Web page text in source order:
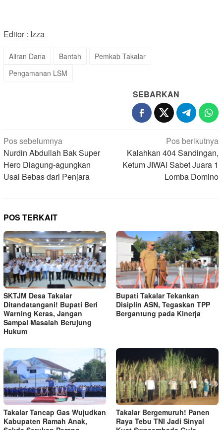
Editor : Izza
Aliran Dana Bantah
Pemkab Takalar
Pengamanan LSM
SEBARKAN
Navigasi
pos
Pos sebelumnya
Nurdin Abdullah Bak Super
Hero Diagung-agungkan
Usai Bebas dari Penjara
Pos berikutnya
Kalahkan 404 Sandingan,
Ketum JIWAI Sabet Juara 1
Lomba Domino
POS TERKAIT
SKTJM Desa Takalar
Ditandatangani! Bupati Beri
Warning Keras, Jangan
Sampai Masalah Berujung
Hukum
Bupati Takalar Tekankan
Disiplin ASN, Tegaskan TPP
Bergantung pada Kinerja
Takalar Tancap Gas Wujudkan
Kabupaten Ramah Anak,
Takalar Bergemuruh! Panen
Raya Tebu TNI Jadi Sinyal